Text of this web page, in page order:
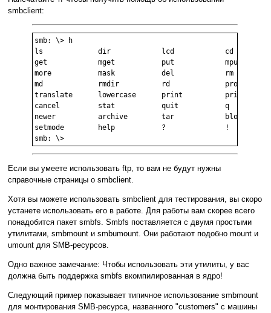
smbclient:
smb: \> h
ls             dir            lcd            cd
get            mget           put            mput
more           mask           del            rm
md             rmdir          rd
translate      lowercase      print
cancel         stat           quit
newer          archive        tar
setmode        help           ?
Если вы умеете использовать ftp, то вам не будут нужны
справочные страницы о smbclient.
Хотя вы можете использовать smbclient для тестирования, вы скоро
устанете использовать его в работе. Для работы вам скорее всего
понадобится пакет smbfs. Smbfs поставляется с двумя простыми
утилитами, smbmount и smbumount. Они работают подобно mount и
umount для SMB-ресурсов.
Одно важное замечание: Чтобы использовать эти утилиты, у вас
должна быть поддержка smbfs вкомпилированная в ядро!
Следующий пример показывает типичное использование smbmount
для монтирования SMB-ресурса, названного "customers" с машины